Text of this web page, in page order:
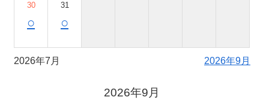
30
○
31
○
2026年7月 2026年9月
2026年9月